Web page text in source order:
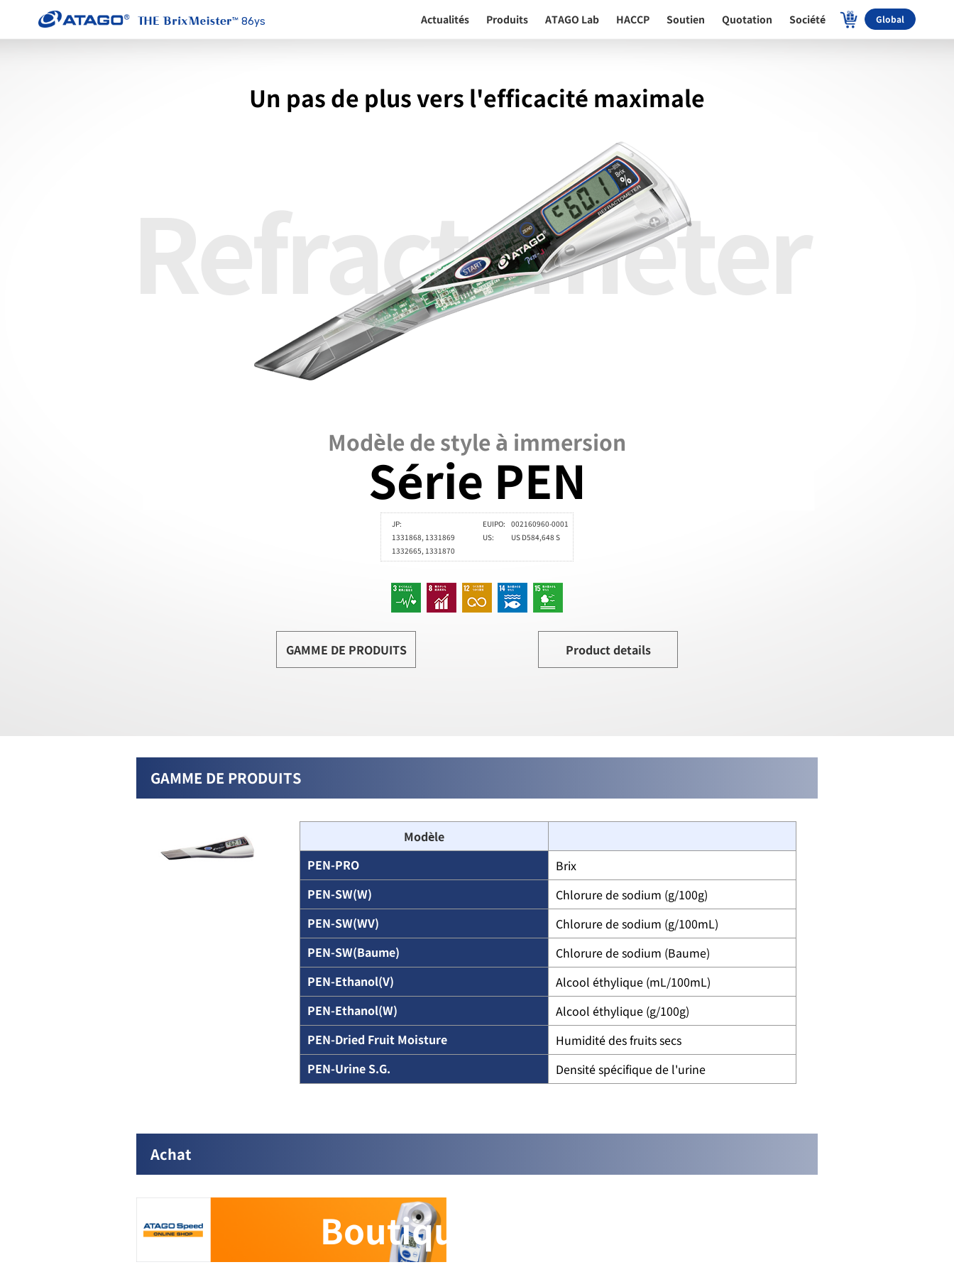
86ys Actualités Produits ATAGO Lab HACCP Soutien Quotation Société Global
Un pas de plus vers l'efficacité maximale
Modèle de style à immersion
Série PEN
JP:
1331868, 1331869
1332665, 1331870
EUIPO:
US:
002160960-0001
US D584,648 S
GAMME DE PRODUITS Product details
GAMME DE PRODUITS
Modèle
PEN-PRO
Brix
PEN-SW(W)
Chlorure de sodium (g/100g)
PEN-SW(WV)
Chlorure de sodium (g/100mL)
PEN-SW(Baume)
Chlorure de sodium (Baume)
PEN-Ethanol(V)
Alcool éthylique (mL/100mL)
PEN-Ethanol(W)
Alcool éthylique (g/100g)
PEN-Dried Fruit Moisture
Humidité des fruits secs
PEN-Urine S.G.
Densité spécifique de l'urine
Achat
Boutique en ligne ici